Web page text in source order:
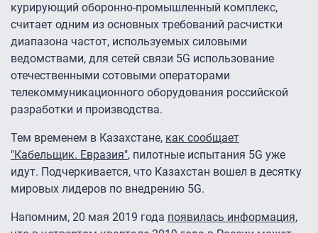
курирующий оборонно-промышленный комплекс,
считает одним из основных требований расчистки
диапазона частот, используемых силовыми
ведомствами, для сетей связи 5G использование
отечественными сотовыми операторами
телекоммуникационного оборудования российской
разработки и производства.
Тем временем в Казахстане, как сообщает
"Кабельщик. Евразия", пилотные испытания 5G уже
идут. Подчеркивается, что Казахстан вошел в десятку
мировых лидеров по внедрению 5G.
Напомним, 20 мая 2019 года появилась информация,